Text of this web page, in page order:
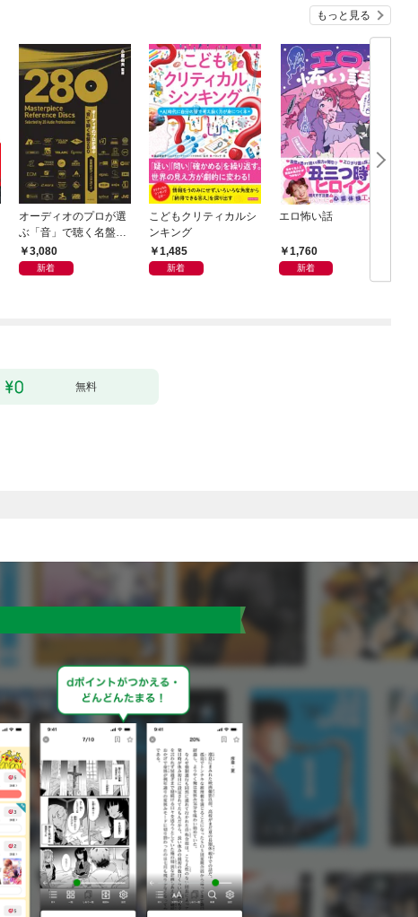
もっと見る
オーディオのプロが選
ぶ「音」で聴く名盤28
0——音質探究ディス
クガイド
3,080
新着
こどもクリティカルシ
ンキング
1,485
新着
エロ怖い話
1,760
新着
無料